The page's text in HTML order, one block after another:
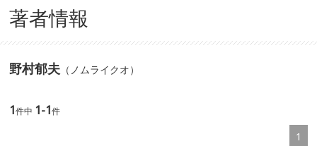
著者情報
野村郁夫 （ノムライクオ）
1件中 1-1件
1